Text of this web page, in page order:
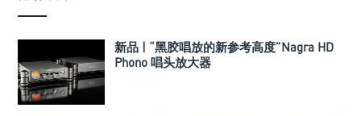
新品 | “黑胶唱放的新参考高度”Nagra HD
Phono 唱头放大器